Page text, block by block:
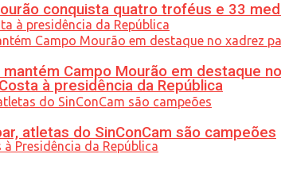
à presidência da República
conquista quatro troféus e 33
Campo Mourão em destaque
atletas do SinConCam são campeões